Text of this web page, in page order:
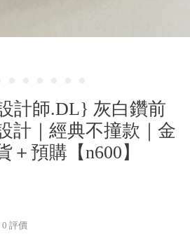
計師.DL} 灰白鑽前
計｜經典不撞款｜金
預購【n600】
0 評價